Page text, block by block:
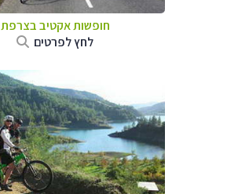
חופשות אקטיב בצרפת
לחץ לפרטים